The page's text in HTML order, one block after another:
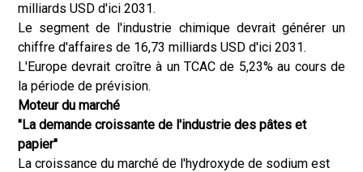
milliards USD d'ici 2031.
Le segment de l'industrie chimique devrait générer un
chiffre d'affaires de 16,73 milliards USD d'ici 2031.
L'Europe devrait croître à un TCAC de 5,23% au cours de
la période de prévision.
Moteur du marché
"La demande croissante de l'industrie des pâtes et
papier"
La croissance du marché de l'hydroxyde de sodium est